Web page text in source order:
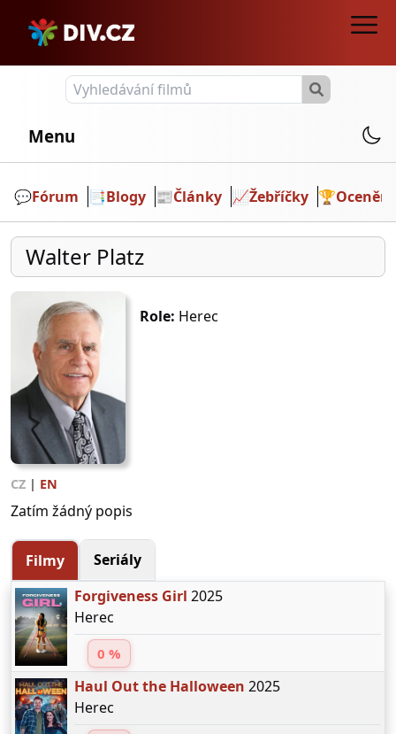
Menu
💬️Fórum 📑Blogy 📰Články 📈Žebříčky 🏆Ocenění
Walter Platz
Role: Herec
CZ | EN
Zatím žádný popis
Filmy
Seriály
Forgiveness Girl 2025
Herec
0 %
Haul Out the Halloween 2025
Herec